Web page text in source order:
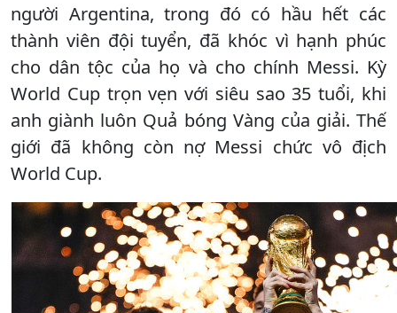
người Argentina, trong đó có hầu hết các
thành viên đội tuyển, đã khóc vì hạnh phúc
cho dân tộc của họ và cho chính Messi. Kỳ
World Cup trọn vẹn với siêu sao 35 tuổi, khi
anh giành luôn Quả bóng Vàng của giải. Thế
giới đã không còn nợ Messi chức vô địch
World Cup.